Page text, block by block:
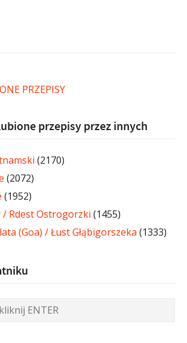
PRZEPISY
przepisy przez innych
(2170)
(2072)
(1952)
/ Rdest Ostrogorzki (1455)
(Goa) / Łust Głąbigorszeka (1333)